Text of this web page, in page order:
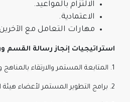
الالتزام بالمواعيد.
الاعتمادية.
مهارات التعامل مع
استراتيجيات إنجاز رسالة القسم
1. المتابعة المستمر والارتقاء بالمناهج وطرق التدريس.
2. برامج التطوير المستمر لأعضاء هيئة التدريس.